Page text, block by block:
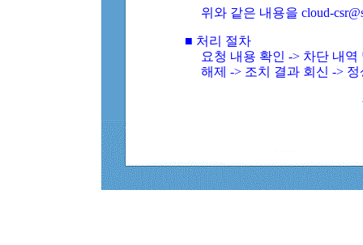
위와 같은 내용을 cloud-
■ 처리 절차
요청 내용 확인 -> 차단 내
해제 -> 조치 결과 회신 ->